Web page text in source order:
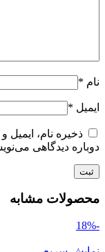
نام *
ایمیل *
ذخیره نام،
دوباره دیدگاهی
محصولات مشابه
-18%